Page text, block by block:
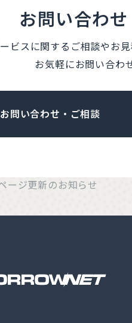
お問い合わ
ビスに関するご相談やお見
お気軽にお問い合わ
お問い合わせ・ご相談
ージ更新のお知らせ
株式